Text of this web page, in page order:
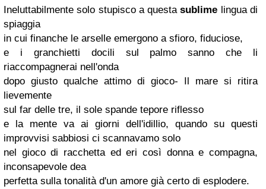
Ineluttabilmente solo stupisco a questasublime lingua di
spiaggia
in cui finanche le arselle emergono a sfioro, fiduciose,
e i granchietti docili sul palmo sanno che li
riaccompagnerai nell'onda
dopo giusto qualche attimo di gioco- Il mare si ritira
lievemente
sul far delle tre, il sole spande tepore riflesso
e la mente va ai giorni dell'idillio, quando su questi
improvvisi sabbiosi ci scannavamo solo
nel gioco di racchetta ed eri così donna e compagna,
inconsapevole dea
perfetta sulla tonalità d'un amore già certo di esplodere.